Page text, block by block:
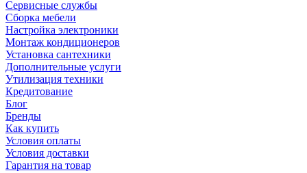
Сервисные службы
Сборка мебели
Настройка электроники
Монтаж кондиционеров
Установка сантехники
Дополнительные услуги
Утилизация техники
Кредитование
Блог
Бренды
Как купить
Условия оплаты
Условия доставки
Гарантия на товар